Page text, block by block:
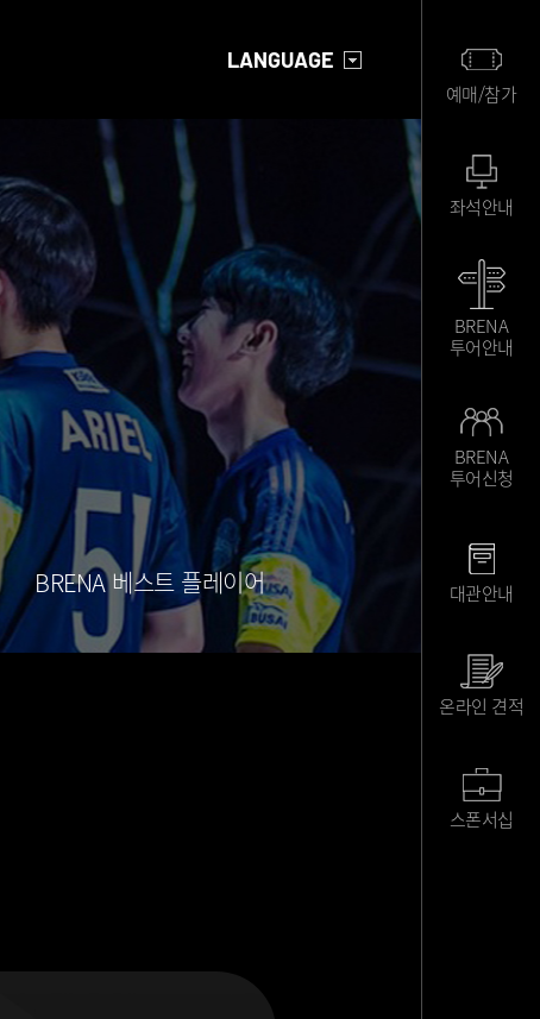
LANGUAGE
BRENA 베스트 플레이어
예매/참가
좌석안내
BRENA
투어안내
BRENA
투어신청
대관안내
온라인 견적
스폰서십